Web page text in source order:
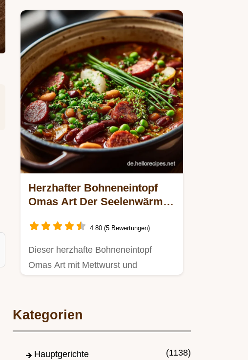
Herzhafter Bohneneintopf
Omas Art Der Seelenwärmer
4.80 (5 Bewertungen)
Dieser herzhafte Bohneneintopf
Omas Art mit Mettwurst und
Kategorien
Hauptgerichte (1138)